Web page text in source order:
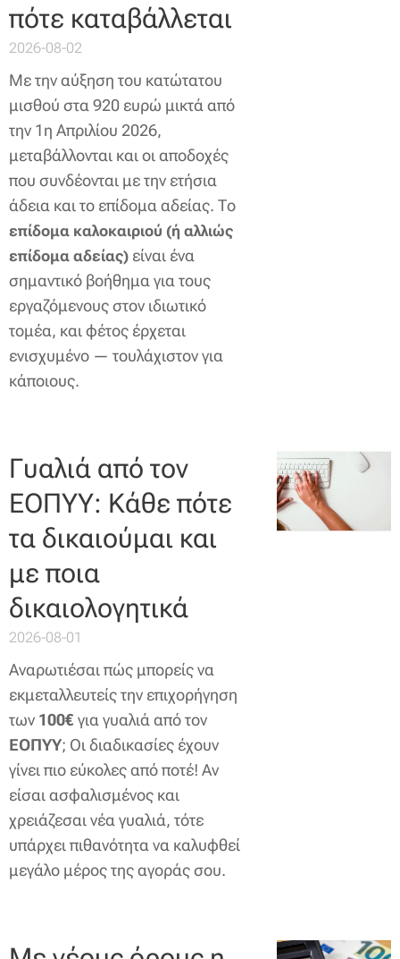
πότε καταβάλλεται
2026-08-02
Με την αύξηση του κατώτατου
μισθού στα 920 ευρώ μικτά από
την 1η Απριλίου 2026,
μεταβάλλονται και οι αποδοχές
που συνδέονται με την ετήσια
άδεια και το επίδομα αδείας. Το
επίδομα καλοκαιριού (ή αλλιώς
επίδομα αδείας) είναι ένα
σημαντικό βοήθημα για τους
εργαζόμενους στον ιδιωτικό
τομέα, και φέτος έρχεται
ενισχυμένο — τουλάχιστον για
κάποιους.
Γυαλιά από τον
ΕΟΠΥΥ: Κάθε πότε
τα δικαιούμαι και
με ποια
δικαιολογητικά
2026-08-01
Αναρωτιέσαι πώς μπορείς να
εκμεταλλευτείς την επιχορήγηση
των 100€για γυαλιά από τον
ΕΟΠΥΥ; Οι διαδικασίες έχουν
γίνει πιο εύκολες από ποτέ! Αν
είσαι ασφαλισμένος και
χρειάζεσαι νέα γυαλιά, τότε
υπάρχει πιθανότητα να καλυφθεί
μεγάλο μέρος της αγοράς σου.